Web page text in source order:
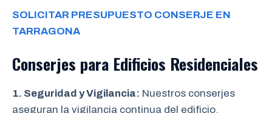
SOLICITAR PRESUPUESTO CONSERJE EN
TARRAGONA
Conserjes para Edificios Residenciales
1. Seguridad y Vigilancia: Nuestros conserjes
aseguran la vigilancia continua del edificio,